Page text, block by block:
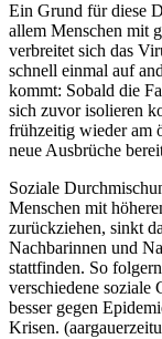
Ein Grund für diese
allem Menschen mit
verbreitet sich das
schnell einmal auf
kommt: Sobald die
sich zuvor isolieren
frühzeitig wieder am
neue Ausbrüche
Soziale
Menschen mit
zurückziehen, sinkt
Nachbarinnen und
stattfinden. So
verschiedene soziale
besser gegen
Krisen.